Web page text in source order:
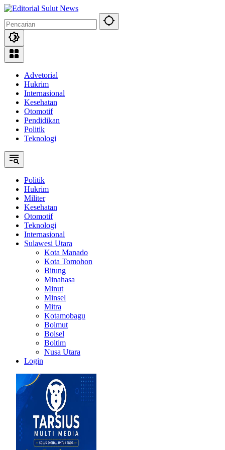
Langsung
konten
Advetorial
Hukrim
Internasional
Kesehatan
Otomotif
Pendidikan
Politik
Teknologi
Politik
Hukrim
Militer
Kesehatan
Otomotif
Teknologi
Internasional
Sulawesi Utara
Kota Manado
Kota Tomohon
Bitung
Minahasa
Minut
Minsel
Mitra
Kotamobagu
Bolmut
Bolsel
Boltim
Nusa Utara
Login